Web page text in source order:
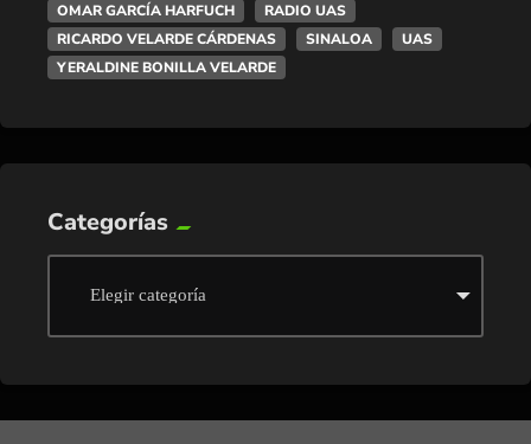
OMAR GARCÍA HARFUCH
RADIO UAS
RICARDO VELARDE CÁRDENAS
SINALOA
UAS
YERALDINE BONILLA VELARDE
Categorías